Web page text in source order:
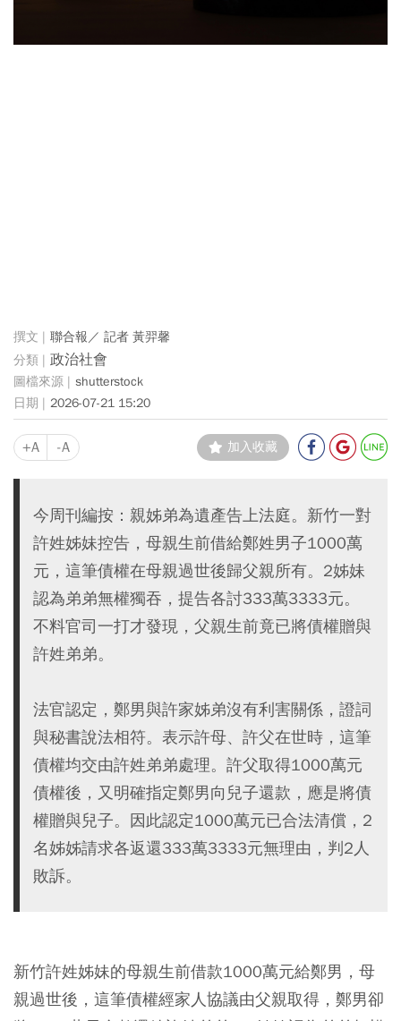
聯合報／ 記者 黃羿馨
政治社會
shutterstock
2026-07-21 15:20
+A -A 加入收藏
今周刊編按：親姊弟為遺產告上法庭。新竹一對
許姓姊妹控告，母親生前借給鄭姓男子1000萬
元，這筆債權在母親過世後歸父親所有。2姊妹
認為弟弟無權獨吞，提告各討333萬3333元。
不料官司一打才發現，父親生前竟已將債權贈與
許姓弟弟。
法官認定，鄭男與許家姊弟沒有利害關係，證詞
與秘書說法相符。表示許母、許父在世時，這筆
債權均交由許姓弟弟處理。許父取得1000萬元
債權後，又明確指定鄭男向兒子還款，應是將債
權贈與兒子。因此認定1000萬元已合法清償，2
名姊姊請求各返還333萬3333元無理由，判2人
敗訴。
新竹許姓姊妹的母親生前借款1000萬元給鄭男，母
親過世後，這筆債權經家人協議由父親取得，鄭男卻